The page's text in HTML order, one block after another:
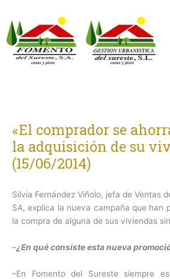
contenido
«El comprador se
la adquisición de su
(15/06/2014)
Silvia Fernández Viñolo, jefa de Ventas
SA, explica la nueva campaña que han
la compra de alguna de sus viviendas
–¿En qué consiste esta nueva
–En Fomento del Sureste siempre